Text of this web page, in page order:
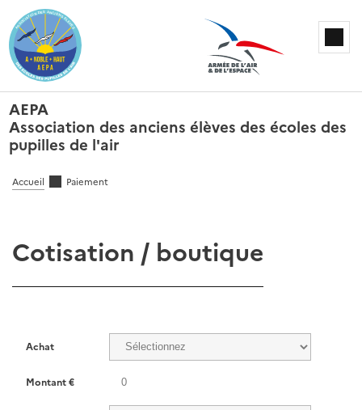
AEPA
Association des anciens élèves des écoles des
pupilles de l'air
Accueil Paiement
Cotisation / boutique
Achat
Montant €